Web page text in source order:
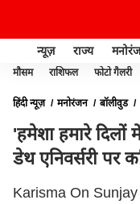
न्यूज़ राज्य
मौसम राशिफल फोटो गैलरी
हिंदी न्यूज़ मनोरंजन बॉलीवुड
'हमेशा हमारे
डेथ एनिवर्सरी पर
Karisma On